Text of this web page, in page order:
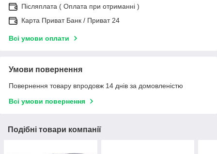
Післяплата ( Оплата при отриманні )
Карта Приват Банк / Приват 24
Всі умови оплати
Умови повернення
Повернення товару впродовж 14 днів за домовленістю
Всі умови повернення
Подібні товари компанії